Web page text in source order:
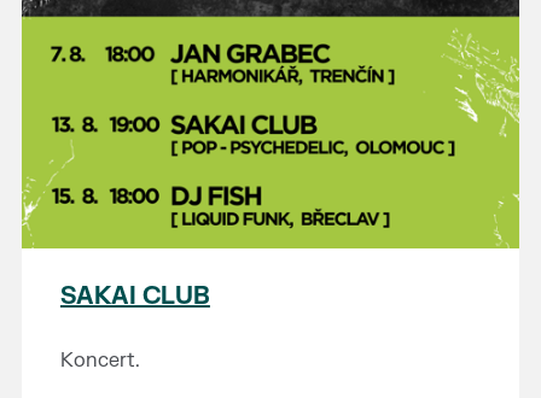
SAKAI CLUB
Koncert.